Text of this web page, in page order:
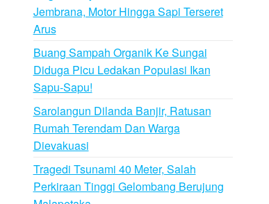
Jembrana, Motor Hingga Sapi Terseret
Arus
Buang Sampah Organik Ke Sungai
Diduga Picu Ledakan Populasi Ikan
Sapu-Sapu!
Sarolangun Dilanda Banjir, Ratusan
Rumah Terendam Dan Warga
Dievakuasi
Tragedi Tsunami 40 Meter, Salah
Perkiraan Tinggi Gelombang Berujung